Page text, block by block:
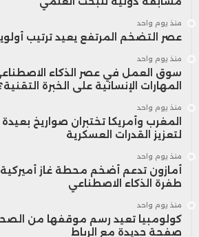
منذ يوم واحد
عصر التضخم المرتفع يعيد ترتيب
منذ يوم واحد
سوق العمل في عصر الذكاء
المهارات الإنسانية على الخبرة
منذ يوم واحد
المغرب وأمريكا تختبران صواريخ
لتعزيز القدرات العسكرية
منذ يوم واحد
أمازون تدعم أضخم محطة غاز أميركية
طفرة الذكاء الاصطناعي
منذ يوم واحد
كولومبيا تعيد رسم موقفها من
صفحة جديدة مع الرباط